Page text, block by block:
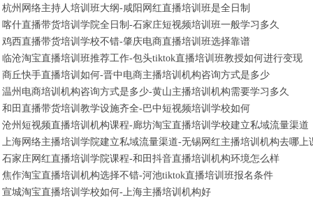
杭州网络主持人培训班大纲-咸阳网红直播培训班是全日制
喀什直播带货培训学院全日制-石家庄短视频培训班一般学习多久
鸡西直播带货培训学校不错-肇庆电商直播培训班选择靠谱
临沧淘宝直播培训班推荐工作-包头tiktok直播培训班教授如何进行变现
商丘快手直播培训如何-晋中电商主播培训机构咨询方式是多少
温州电商培训机构咨询方式是多少-黄山主播培训机构需要学习多久
和田直播带货培训教学设施齐全-巴中短视频培训学校如何
沧州短视频直播培训机构课程-廊坊淘宝直播培训学校建立私域流量渠道
上海网络主播培训学院建立私域流量渠道-无锡网红主播培训机构去哪上
石家庄网红直播培训学院课程-和田抖音直播培训机构环境怎么样
焦作淘宝直播培训机构选择不错-河池tiktok直播培训班报名条件
宣城淘宝直播培训学校如何-上海主播培训机构好